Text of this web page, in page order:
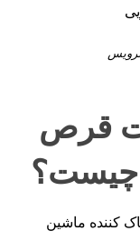
قرص
چیست؟
کننده ماشین